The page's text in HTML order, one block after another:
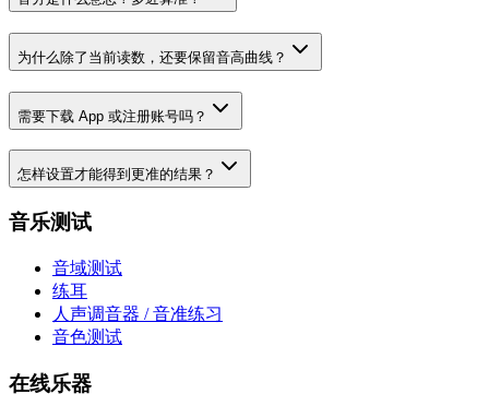
为什么除了当前读数，还要保留音高曲线？
需要下载 App 或注册账号吗？
怎样设置才能得到更准的结果？
音乐测试
音域测试
练耳
人声调音器 / 音准练习
音色测试
在线乐器